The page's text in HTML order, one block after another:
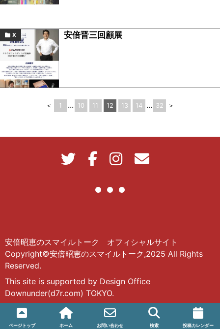
X 安倍晋三回顧展
＜ 1 ... 10 11 12 13 14 ... 32 ＞
安倍昭恵のスマイルトーク オフィシャルサイト
Copyright©安倍昭恵のスマイルトーク,2025 All Rights
Reserved.
This site is supported by Design Office
Downunder(d7r.com) TOKYO.